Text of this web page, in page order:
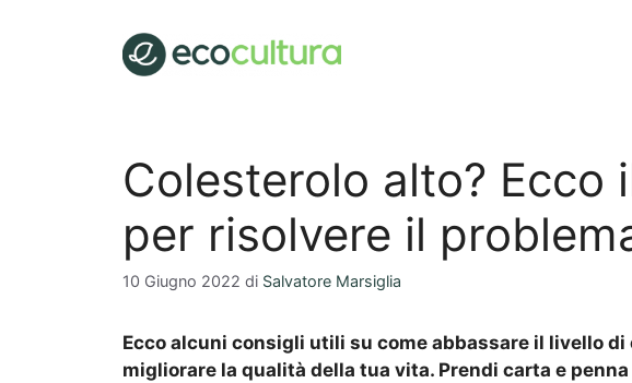
Colesterolo alto? Ecco
per risolvere il
10 Giugno 2022 di Salvatore Marsiglia
Ecco alcuni consigli utili su come abbassare il livello
migliorare la qualità della tua vita. Prendi carta e penna